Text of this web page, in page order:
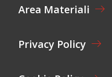
A
N
*
Area Materiali
Privacy Policy